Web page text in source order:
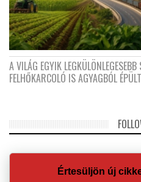
A VILÁG EGYIK
FELHŐKARCOLÓ IS AGYAGBÓL ÉPÜLT
Értesüljön új